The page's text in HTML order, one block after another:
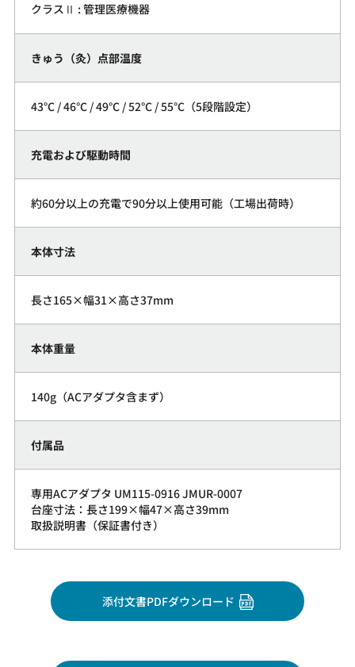
クラスⅡ : 管理医療機器
きゅう（灸）点部温度
43°C / 46°C / 49°C / 52°C / 55°C（5段階設定）
充電および駆動時間
約60分以上の充電で90分以上使用可能（工場出荷時）
本体寸法
長さ165×幅31×高さ37mm
本体重量
140g（ACアダプタ含まず）
付属品
専用ACアダプタ UM115-0916 JMUR-0007
台座寸法：長さ199×幅47×高さ39mm
取扱説明書（保証書付き）
添付文書PDFダウンロード